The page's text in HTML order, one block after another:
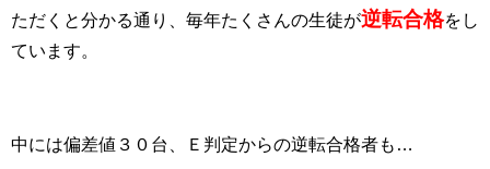
ただくと分かる通り、 毎年たくさんの生徒が逆転合格をし
ています。
中には偏差値３０台、Ｅ判定からの逆転合格者も…